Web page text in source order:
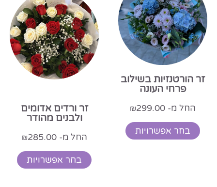
זר הורטנזיות בשילוב
פרחי העונה
החל מ- ₪299.00
בחר אפשרויות
זר ורדים אדומים
ולבנים מהודר
החל מ- ₪285.00
בחר אפשרויות